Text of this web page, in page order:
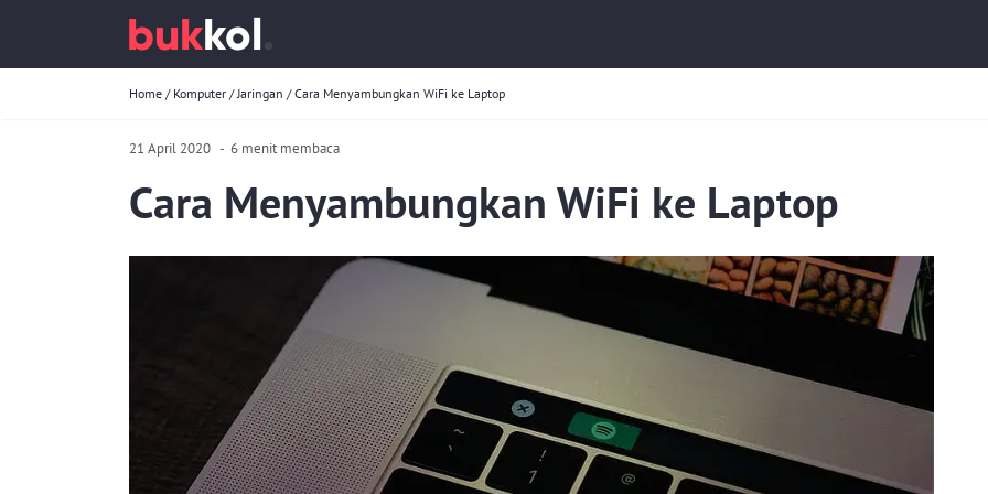
Home / Komputer /Jaringan /Cara Menyambungkan WiFi ke Laptop
21 April 2020 - 6 menit membaca
Cara Menyambungkan WiFi ke Laptop